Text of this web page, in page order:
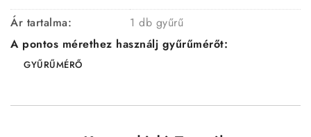
Ár tartalma:
1 db gyűrű
A pontos mérethez használj gyűrűmérőt:
GYŰRŰMÉRŐ